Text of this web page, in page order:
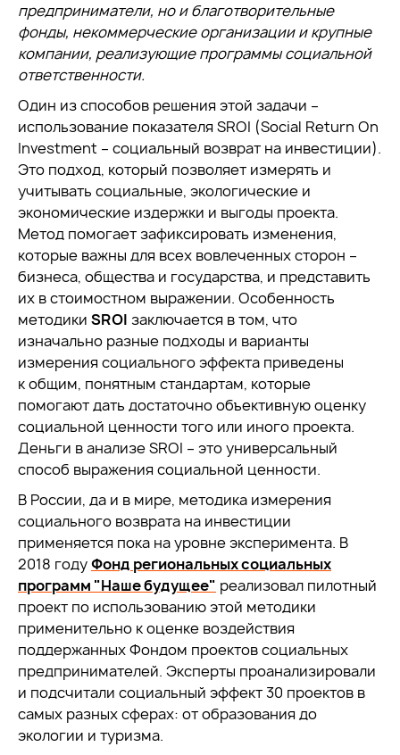
предприниматели, но и благотворительные
фонды, некоммерческие организации и крупные
компании, реализующие программы социальной
ответственности.
Один из способов решения этой задачи –
использование показателя SROI (Social Return On
Investment – социальный возврат на инвестиции).
Это подход, который позволяет измерять и
учитывать социальные, экологические и
экономические издержки и выгоды проекта.
Метод помогает зафиксировать изменения,
которые важны для всех вовлеченных сторон –
бизнеса, общества и государства, и представить
их в стоимостном выражении. Особенность
методики SROI заключается в том, что
изначально разные подходы и варианты
измерения социального эффекта приведены
к общим, понятным стандартам, которые
помогают дать достаточно объективную оценку
социальной ценности того или иного проекта.
Деньги в анализе SROI – это универсальный
способ выражения социальной ценности.
В России, да и в мире, методика измерения
социального возврата на инвестиции
применяется пока на уровне эксперимента. В
2018 годуФонд региональных социальных
программ "Наше будущее" реализовал пилотный
проект по использованию этой методики
применительно к оценке воздействия
поддержанных Фондом проектов социальных
предпринимателей. Эксперты проанализировали
и подсчитали социальный эффект 30 проектов в
самых разных сферах: от образования до
экологии и туризма.